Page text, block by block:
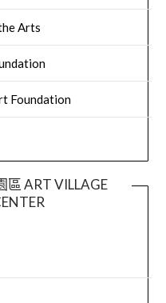
Arts
Foundation
區 ART VILLAGE